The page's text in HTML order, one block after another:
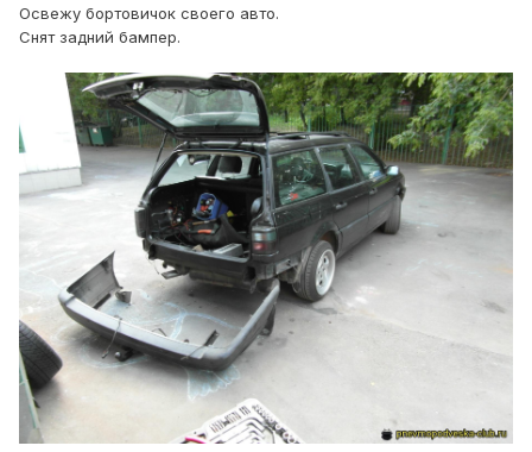
Освежу бортовичок своего авто.
Снят задний бампер.